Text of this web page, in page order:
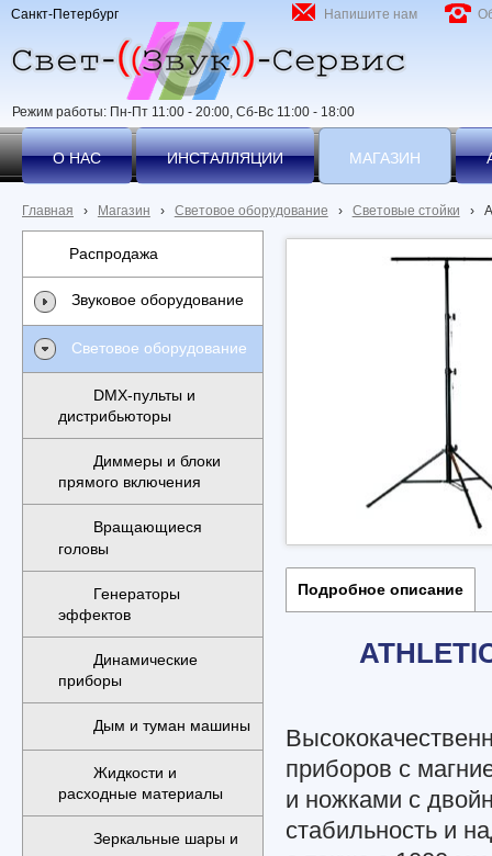
Режим работы: Пн-Пт 11:00 - 20:00, Сб-Вс 11:00 - 18:00
Напишите нам
Санкт-Петербург
О НАС ИНСТАЛЛЯЦИИ МАГАЗИН
Главная › Магазин › Световое оборудование › Световые стойки ›
Распродажа
Звуковое оборудование
Световое оборудование
DMX-пульты и
дистрибьюторы
Диммеры и блоки
прямого включения
Вращающиеся
головы
Генераторы
эффектов
Динамические
приборы
Дым и туман машины
Жидкости и
расходные материалы
Зеркальные шары и
Подробное описание
приборов с
и ножками с
стабильность и